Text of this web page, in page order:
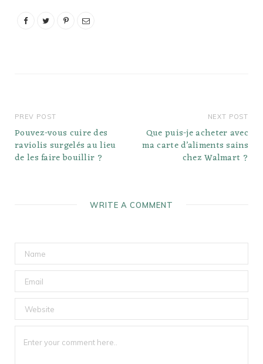
de Hershey. Quels types
PREV POST
Pouvez-vous cuire des
raviolis surgelés au lieu
de les faire bouillir ?
NEXT POST
Que puis-je acheter avec
ma carte d’aliments sains
chez Walmart ?
WRITE A COMMENT